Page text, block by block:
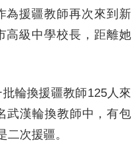
為援疆教師再次來到新
高級中學校長，距離她
輪換援疆教師125人來
武漢輪換教師中，有包
次援疆。